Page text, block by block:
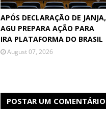
APÓS DECLARAÇÃO DE JANJA,
AGU PREPARA AÇÃO PARA
IRA PLATAFORMA DO BRASIL
August 07, 2026
POSTAR UM COMENTÁRIO